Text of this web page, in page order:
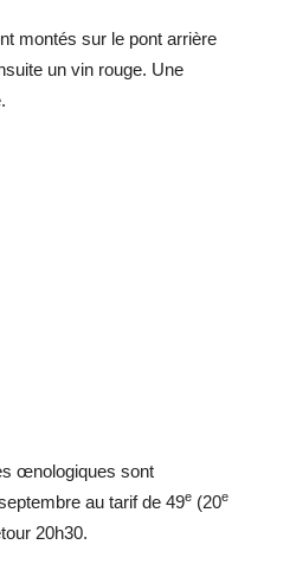
montés sur le pont arrière
un vin rouge. Une
œnologiques sont
au tarif de 49e (20e
20h30.